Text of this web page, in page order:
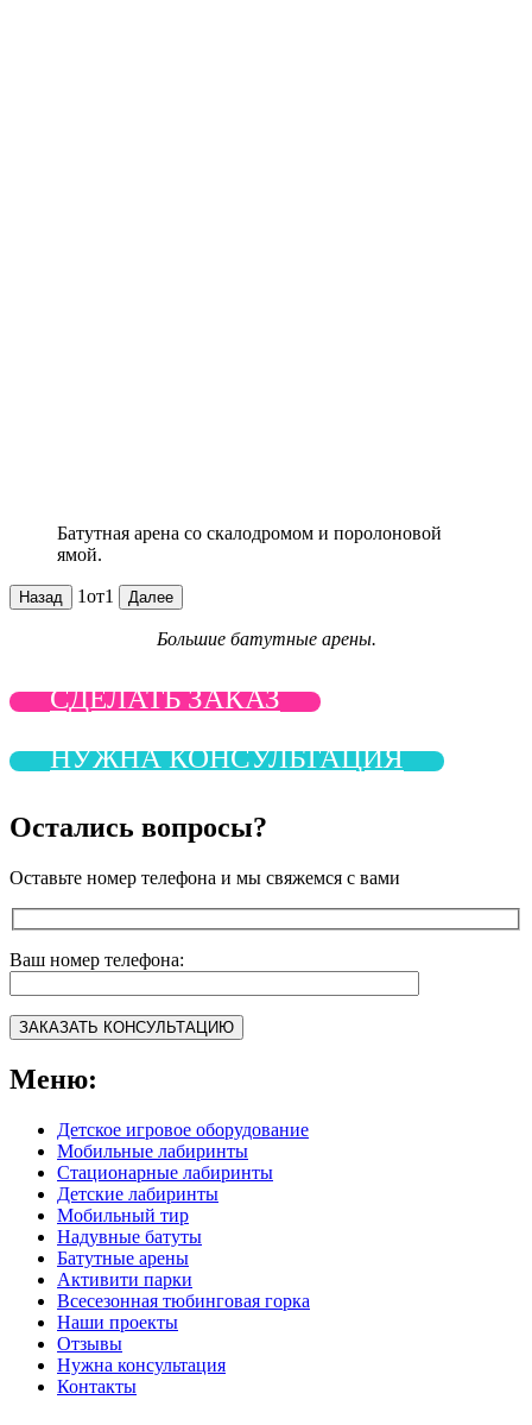
Батутная арена со скалодромом и поролоновой
ямой.
Назад 1от1 Далее
Большие батутные арены.
СДЕЛАТЬ ЗАКАЗ
НУЖНА КОНСУЛЬТАЦИЯ
Остались вопросы?
Оставьте номер телефона и мы свяжемся с вами
Ваш номер телефона:
Меню:
Детское игровое оборудование
Мобильные лабиринты
Стационарные лабиринты
Детские лабиринты
Мобильный тир
Надувные батуты
Батутные арены
Активити парки
Всесезонная тюбинговая горка
Наши проекты
Отзывы
Нужна консультация
Контакты